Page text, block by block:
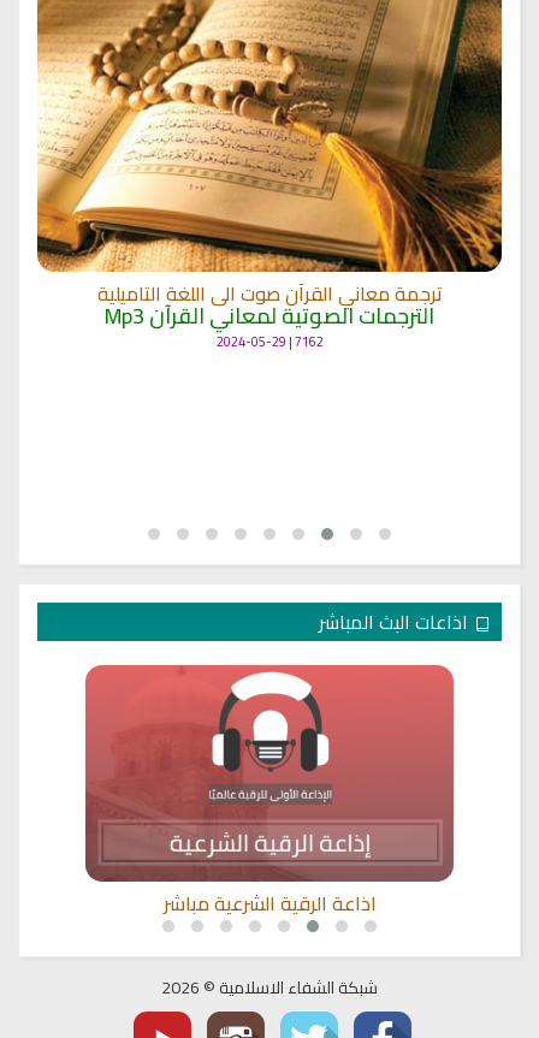
ترجمة معاني القرآن صوت الى اللغة التاميلية
الترجمات الصوتية لمعاني القرآن Mp3
7162 | 2024-05-29
اذاعات البث المباشر
اذاعة الرقية الشرعية مباشر
شبكة الشفاء الاسلامية © 2026